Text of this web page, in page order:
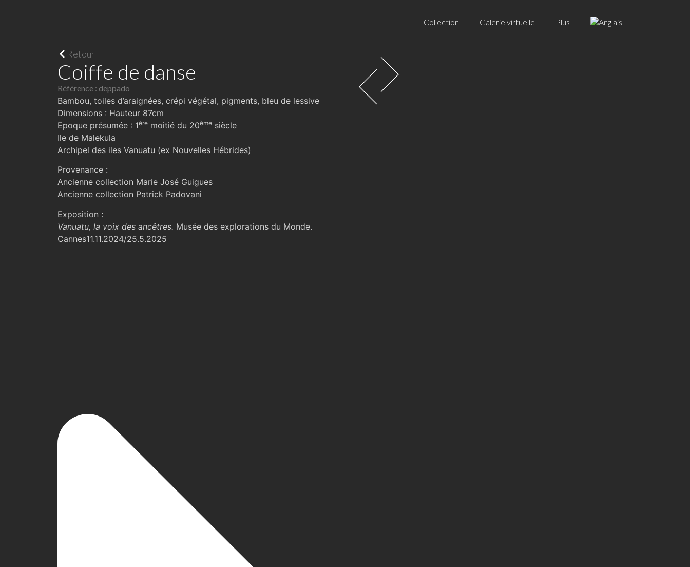
Collection Galerie virtuelle Plus
Retour
Coiffe de danse
Référence : deppado
Bambou, toiles d’araignées, crépi végétal, pigments, bleu de lessive
Dimensions : Hauteur 87cm
Epoque présumée : 1ère moitié du 20ème siècle
Ile de Malekula
Archipel des iles Vanuatu (ex Nouvelles Hébrides)
Provenance :
Ancienne collection Marie José Guigues
Ancienne collection Patrick Padovani
Exposition :
Vanuatu, la voix des ancêtres. Musée des explorations du Monde.
Cannes11.11.2024/25.5.2025